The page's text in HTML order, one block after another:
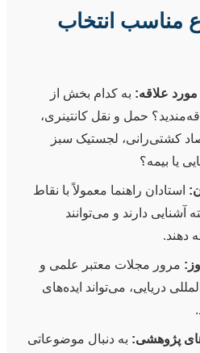
مناسب انتخاب
علاقه: به کدام بخش از
حمل و نقل کانتینری،
کشتی‌رانی، لجستیک سبز
یا بیمه؟
استادان راهنما معمولاً با نقاط
دارند و می‌توانند
دهند.
مرور مجلات معتبر علمی و
دریایی، می‌تواند ایده‌های
پژوهشی: به دنبال موضوعاتی